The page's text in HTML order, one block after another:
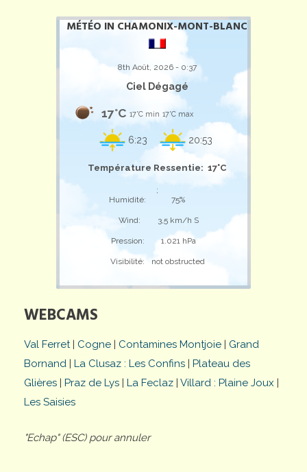
MÉTÉO IN CHAMONIX-MONT-BLANC
8th Août, 2026 - 0:37
Ciel Dégagé
17°C 17°C min 17°C max
6:23 20:53
Température Ressentie: 17°C
;
Humidité:
75%
Wind: 3,5 km/h S
Pression: 1.021 hPa
Visibilité: not obstructed
WEBCAMS
Val Ferret| Cogne | Contamines Montjoie | Grand
Bornand | La Clusaz : Les Confins | Plateau des
Glières | Praz de Lys | La Feclaz | Villard : Plaine Joux |
Les Saisies
"Echap" (ESC) pour annuler